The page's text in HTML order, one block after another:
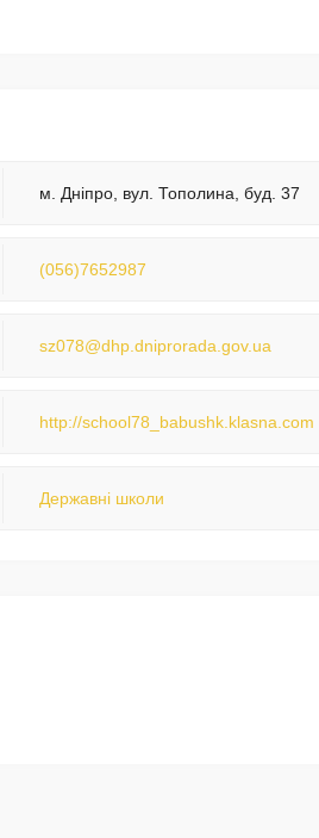
м. Дніпро, вул. Тополина, буд. 37
(056)7652987
sz078@dhp.dniprorada.gov.ua
http://school78_babushk.klasna.com
Державні школи